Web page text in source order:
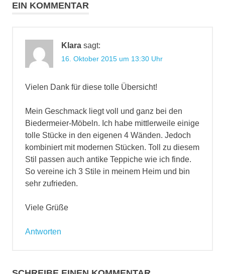
EIN KOMMENTAR
Klara sagt:
16. Oktober 2015 um 13:30 Uhr
Vielen Dank für diese tolle Übersicht!
Mein Geschmack liegt voll und ganz bei den
Biedermeier-Möbeln. Ich habe mittlerweile einige
tolle Stücke in den eigenen 4 Wänden. Jedoch
kombiniert mit modernen Stücken. Toll zu diesem
Stil passen auch antike Teppiche wie ich finde.
So vereine ich 3 Stile in meinem Heim und bin
sehr zufrieden.
Viele Grüße
Antworten